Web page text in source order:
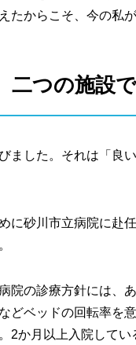
たからこそ、今の私
二つの施設
ました。それは「良
に砂川市立病院に赴
院の診療方針には、
どベッドの回転率を
2か月以上入院して